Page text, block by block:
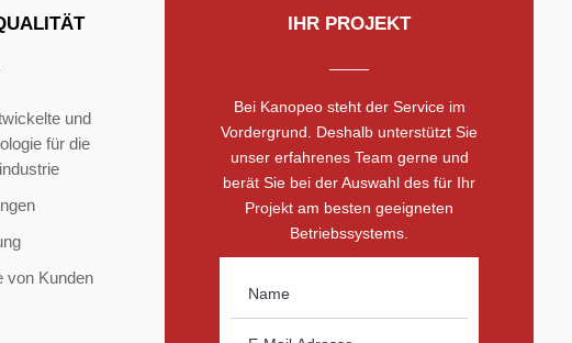
und
für die
von Kunden
IHR PROJEKT
Bei Kanopeo steht der Service im
Vordergrund. Deshalb unterstützt Sie
unser erfahrenes Team gerne und
berät Sie bei der Auswahl des für Ihr
Projekt am besten geeigneten
Betriebssystems.